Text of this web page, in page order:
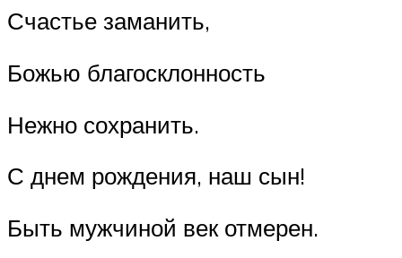
Счастье заманить,
Божью благосклонность
Нежно сохранить.
С днем рождения, наш сын!
Быть мужчиной век отмерен.